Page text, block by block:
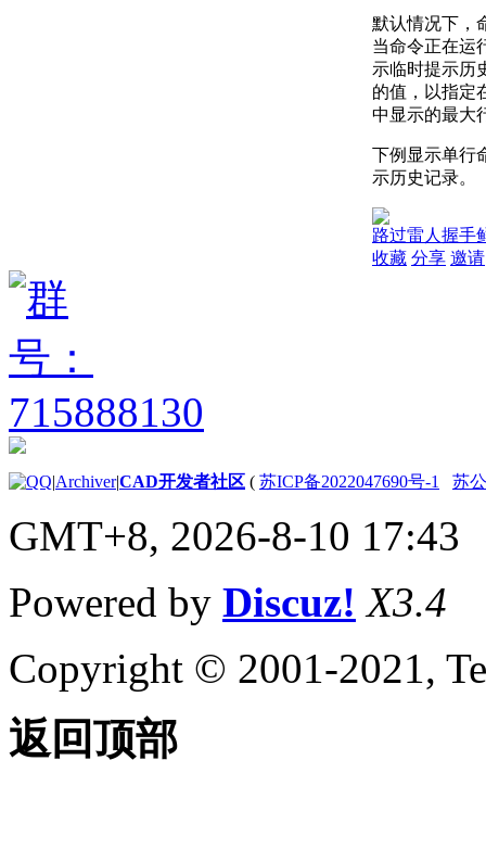
默认情况下，
当命令正在运
示临时提示历
的值，以指定
中显示的最大
下例显示单行
示历史记录。
路过雷人 握手
收藏 分享 邀请
|Archiver|CAD开发者社区 ( 苏ICP备2022047690号-1 苏
GMT+8, 2026-8-10 17:43
Powered by Discuz! X3.4
Copyright © 2001-2021,
返回顶部